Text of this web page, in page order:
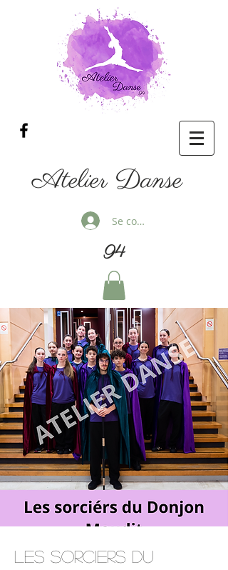
Atelier Danse
Se connecter
94
Les Sorciers du